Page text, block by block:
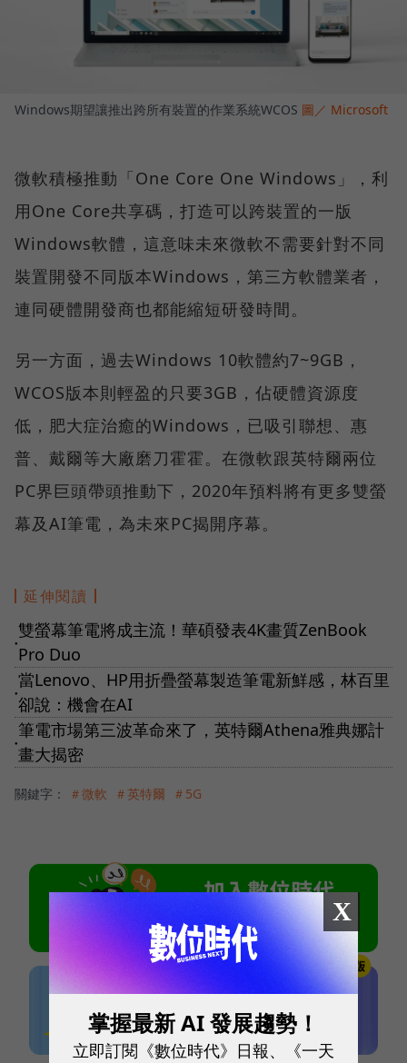
Windows期望讓推出跨所有裝置的作業系統WCOS 圖／ Microsoft
微軟積極推動「One Core One Windows」，利
用One Core共享碼，打造可以跨裝置的一版
Windows軟體，這意味未來微軟不需要針對不同
裝置開發不同版本Windows，第三方軟體業者，
連同硬體開發商也都能縮短研發時間。
另一方面，過去Windows 10軟體約7~9GB，
WCOS版本則輕盈的只要3GB，佔硬體資源度
低，肥大症治癒的Windows，已吸引聯想、惠
普、戴爾等大廠磨刀霍霍。在微軟跟英特爾兩位
PC界巨頭帶頭推動下，2020年預料將有更多雙螢
幕及AI筆電，為未來PC揭開序幕。
延伸閱讀
●
雙螢幕筆電將成主流！華碩發表4K畫質ZenBook
Pro Duo
●
當Lenovo、HP用折疊螢幕製造筆電新鮮感，林百里
卻說：機會在AI
●
筆電市場第三波革命來了，英特爾Athena雅典娜計
畫大揭密
關鍵字： ＃微軟 ＃英特爾 ＃5G
X
掌握最新 AI 發展趨勢！
立即訂閱《數位時代》日報、《一天